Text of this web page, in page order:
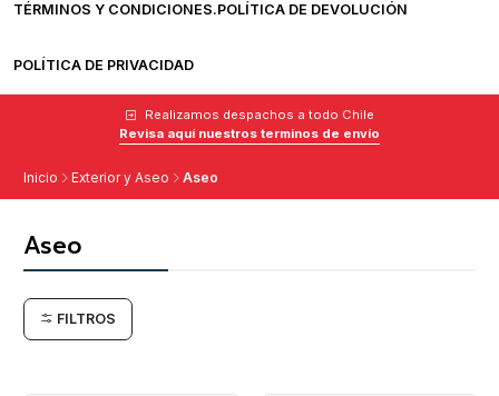
TÉRMINOS Y CONDICIONES.POLÍTICA DE DEVOLUCIÓN
POLÍTICA DE PRIVACIDAD
Realizamos despachos a todo Chile
Revisa aquí nuestros terminos de envío
Inicio Exterior y Aseo Aseo
Aseo
FILTROS